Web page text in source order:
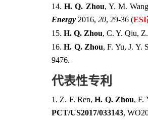
14. H. Q. Zhou, Y. M.
Energy 2016, 20, 29-36 (ESI
15. H. Q. Zhou, C. Y. Qiu,
16. H. Q. Zhou, F. Yu, J. Y.
9476.
代表性专利
1. Z. F. Ren,H. Q. Zhou, F.
PCT/US2017/033143,